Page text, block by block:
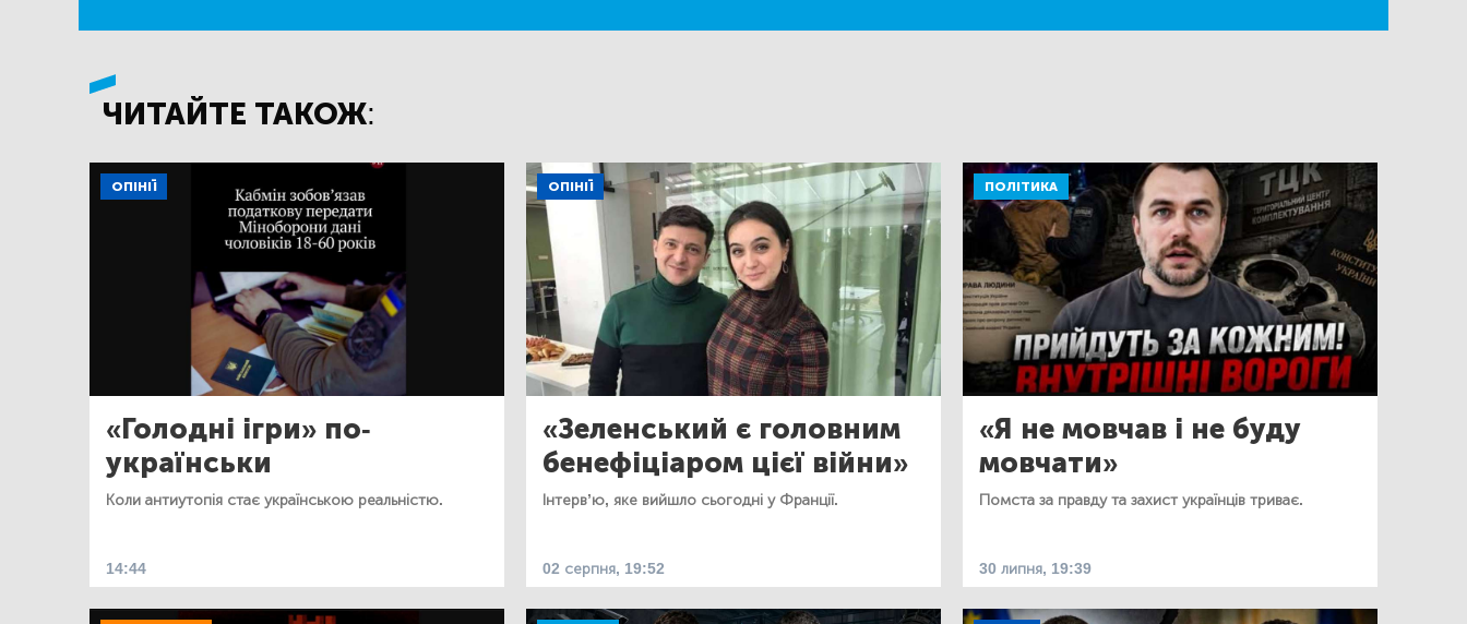
ЧИТАЙТЕ ТАКОЖ:
ОПІНІЇ
«Голодні ігри» по-
українськи
Коли антиутопія стає українською реальністю.
14:44
ОПІНІЇ
«Зеленський є головним
бенефіціаром цієї війни»
Інтерв’ю, яке вийшло сьогодні у Франції.
02 серпня, 19:52
ПОЛІТИКА
«Я не мовчав і не буду
мовчати»
Помста за правду та захист українців триває.
30 липня, 19:39